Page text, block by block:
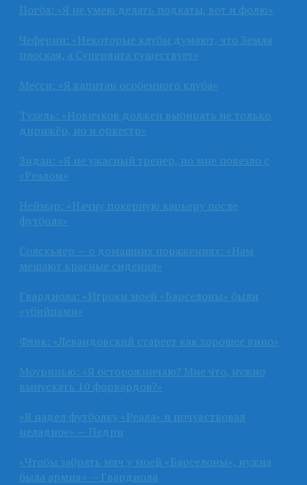
Погба: «Я не умею делать подкаты, вот и фолю»
Чеферин: «Некоторые клубы думают, что Земля
плоская, а Суперлига существует»
Месси: «Я капитан особенного клуба»
Тухель: «Новичков должен выбирать не только
дирижёр, но и оркестр»
Зидан: «Я не ужасный тренер, но мне повезло с
«Реалом»
Неймар: «Начну покерную карьеру после
футбола»
Солскьяер — о домашних поражениях: «Нам
мешают красные сидения»
Гвардиола: «Игроки моей «Барселоны» были
«убийцами»
Флик: «Левандовский стареет как хорошее вино»
Моуринью: «Я осторожничаю? Мне что, нужно
выпускать 10 форвардов?»
«Я надел футболку «Реала» и почувствовал
неладное» — Педри
«Чтобы забрать мяч у моей «Барселоны», нужна
была армия» — Гвардиола